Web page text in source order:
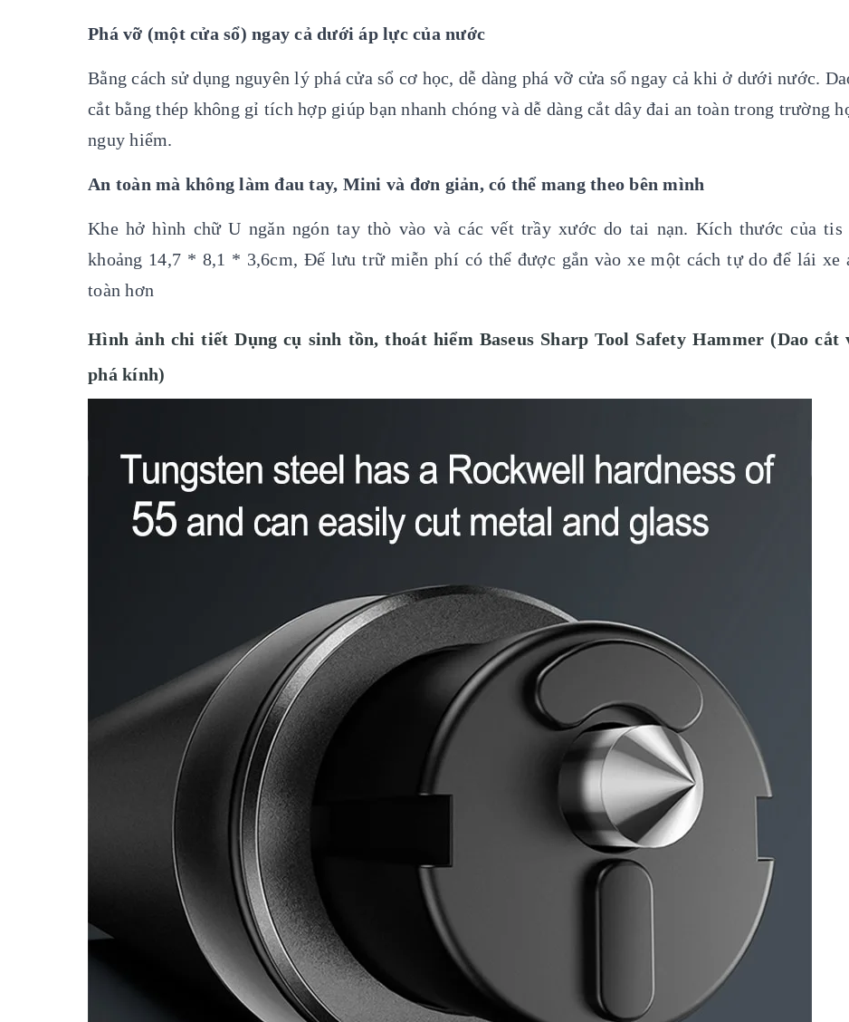
Phá vỡ (một cửa sổ) ngay cả dưới áp lực của nước
Bằng cách sử dụng nguyên lý phá cửa sổ cơ học, dễ dàng phá vỡ cửa sổ ngay cả khi ở dưới nước.
cắt bằng thép không gỉ tích hợp giúp bạn nhanh chóng và dễ dàng cắt dây đai an toàn trong trường
nguy hiểm.
An toàn mà không làm đau tay, Mini và đơn giản, có thể mang theo bên mình
Khe hở hình chữ U ngăn ngón tay thò vào và các vết trầy xước do tai nạn. Kích thước của tis
khoảng 14,7 * 8,1 * 3,6cm, Đế lưu trữ miễn phí có thể được gắn vào xe một cách tự do để lái xe
toàn hơn
Hình ảnh chi tiết Dụng cụ sinh tồn, thoát hiểm Baseus Sharp Tool Safety Hammer (Dao cắt
phá kính)